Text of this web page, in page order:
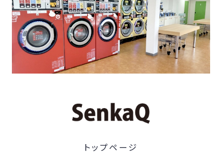
トップページ